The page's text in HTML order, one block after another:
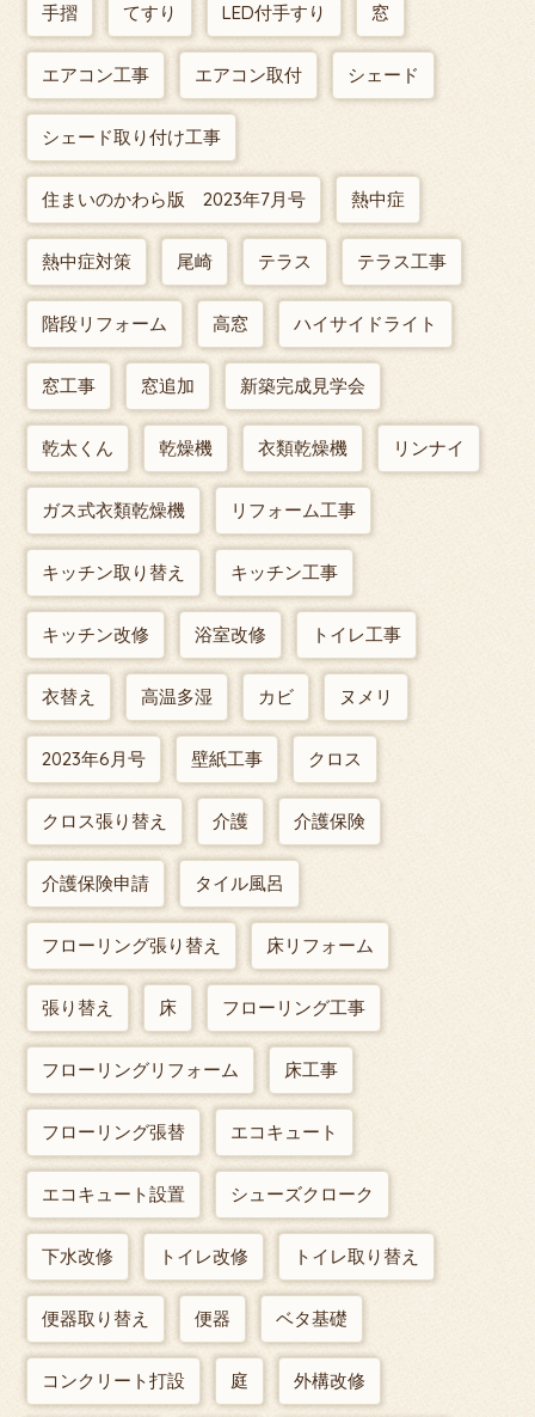
手摺 てすり LED付手すり 窓
エアコン工事 エアコン取付 シェード
シェード取り付け工事
住まいのかわら版 2023年7月号 熱中症
熱中症対策 尾崎 テラス テラス工事
階段リフォーム 高窓 ハイサイドライト
窓工事 窓追加 新築完成見学会
乾太くん 乾燥機 衣類乾燥機 リンナイ
ガス式衣類乾燥機 リフォーム工事
キッチン取り替え キッチン工事
キッチン改修 浴室改修 トイレ工事
衣替え 高温多湿 カビ ヌメリ
2023年6月号 壁紙工事 クロス
クロス張り替え 介護 介護保険
介護保険申請 タイル風呂
フローリング張り替え 床リフォーム
張り替え 床 フローリング工事
フローリングリフォーム 床工事
フローリング張替 エコキュート
エコキュート設置 シューズクローク
下水改修 トイレ改修 トイレ取り替え
便器取り替え 便器 ベタ基礎
コンクリート打設 庭 外構改修